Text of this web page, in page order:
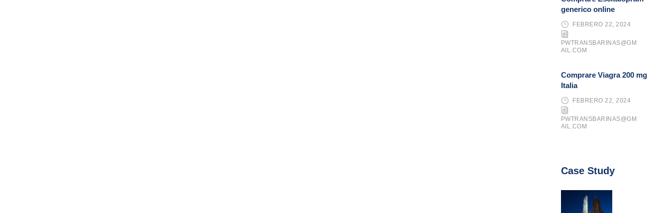
generico online
FEBRERO 22, 2024
PWTRANSBARINAS@GM
AIL.COM
Comprare Viagra 200 mg
Italia
FEBRERO 22, 2024
PWTRANSBARINAS@GM
AIL.COM
Case Study